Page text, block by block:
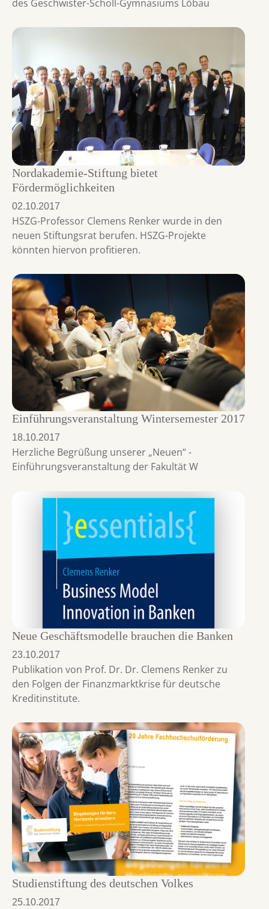
des Geschwister-Scholl-Gymnasiums Löbau
Nordakademie-Stiftung bietet
Fördermöglichkeiten
02.10.2017
HSZG-Professor Clemens Renker wurde in den
neuen Stiftungsrat berufen. HSZG-Projekte
könnten hiervon profitieren.
Einführungsveranstaltung Wintersemester 2017
18.10.2017
Herzliche Begrüßung unserer „Neuen“ -
Einführungsveranstaltung der Fakultät W
Neue Geschäftsmodelle brauchen die Banken
23.10.2017
Publikation von Prof. Dr. Dr. Clemens Renker zu
den Folgen der Finanzmarktkrise für deutsche
Kreditinstitute.
Studienstiftung des deutschen Volkes
25.10.2017